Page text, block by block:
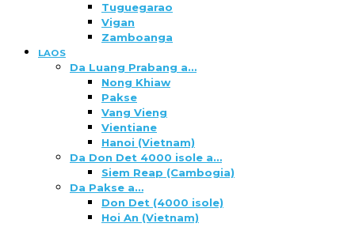
Tuguegarao
Vigan
Zamboanga
LAOS
Da Luang Prabang a…
Nong Khiaw
Pakse
Vang Vieng
Vientiane
Hanoi (Vietnam)
Da Don Det 4000 isole a…
Siem Reap (Cambogia)
Da Pakse a…
Don Det (4000 isole)
Hoi An (Vietnam)